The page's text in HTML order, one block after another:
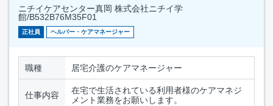
ニチイケアセンター真岡 株式会社ニチイ学
館/B532B76M35F01
正社員 ヘルパー・ケアマネージャー
職種 居宅介護のケアマネージャー
仕事内容
在宅で生活されている利用者様のケアマネジ
メント業務をお願いします。